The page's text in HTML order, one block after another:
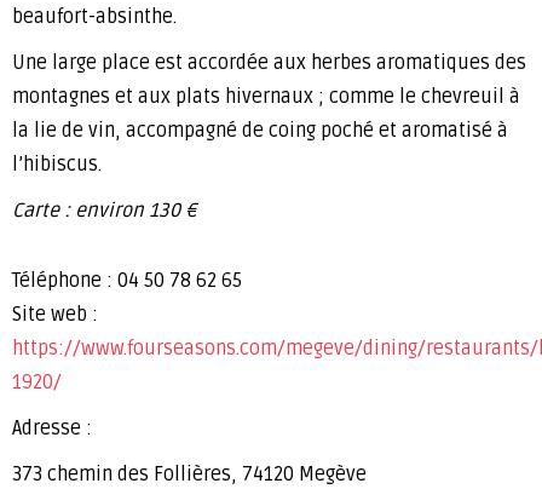
beaufort-absinthe.
Une large place est accordée aux herbes aromatiques des
montagnes et aux plats hivernaux ; comme le chevreuil à
la lie de vin, accompagné de coing poché et aromatisé à
l’hibiscus.
Carte : environ 130 €
Téléphone : 04 50 78 62 65
Site web :
https://www.fourseasons.com/megeve/dining/
1920/
Adresse :
373 chemin des Follières, 74120 Megève